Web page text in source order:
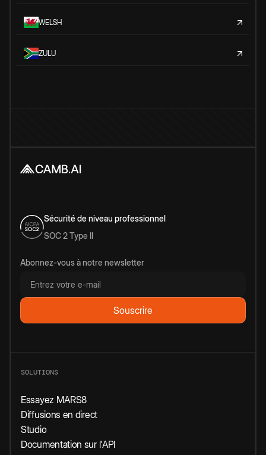
WELSH
ZULU
Sécurité de niveau professionnel
SOC 2 Type II
Abonnez-vous à notre newsletter
SOLUTIONS
Essayez MARS8
Diffusions en direct
Studio
Documentation sur l'API